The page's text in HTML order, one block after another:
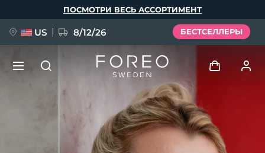
ПОСМОТРИ ВЕСЬ АССОРТИМЕНТ
US 8/12/26 БЕСТСЕЛЛЕРЫ
Профиль пользователя
BREAKING NEWS